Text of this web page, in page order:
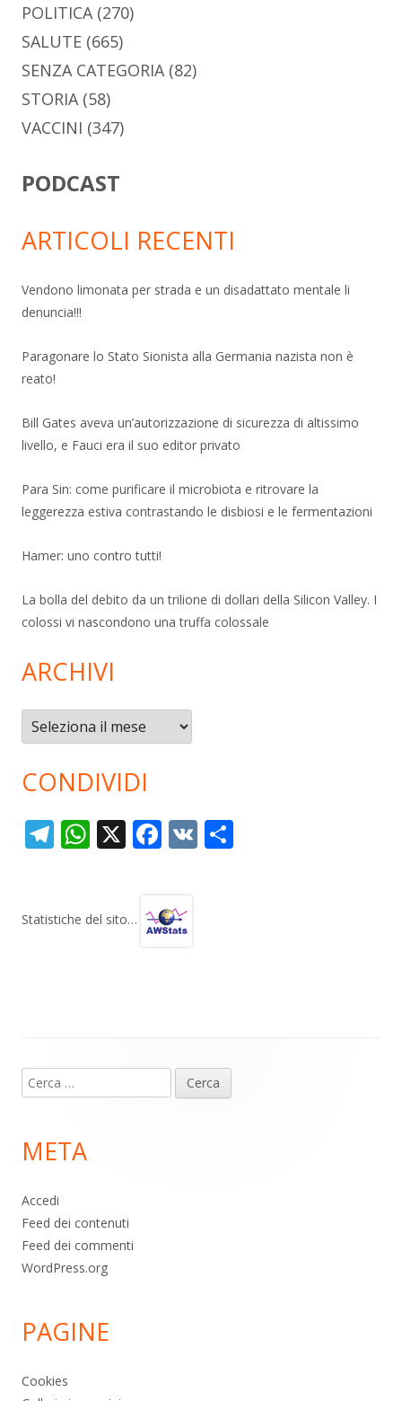
POLITICA (270)
SALUTE (665)
SENZA CATEGORIA (82)
STORIA (58)
VACCINI (347)
PODCAST
ARTICOLI RECENTI
Vendono limonata per strada e un disadattato mentale li
denuncia!!!
Paragonare lo Stato Sionista alla Germania nazista non è
reato!
Bill Gates aveva un’autorizzazione di sicurezza di altissimo
livello, e Fauci era il suo editor privato
Para Sin: come purificare il microbiota e ritrovare la
leggerezza estiva contrastando le disbiosi e le fermentazioni
Hamer: uno contro tutti!
La bolla del debito da un trilione di dollari della Silicon Valley. I
colossi vi nascondono una truffa colossale
ARCHIVI
Archivi
CONDIVIDI
T
el
gr
W
h
s
X F
ac
b
V
K
Statistiche del sito…
piè
pagina
Ricerca
per:
META
Accedi
Feed dei contenuti
Feed dei commenti
WordPress.org
PAGINE
Cookies